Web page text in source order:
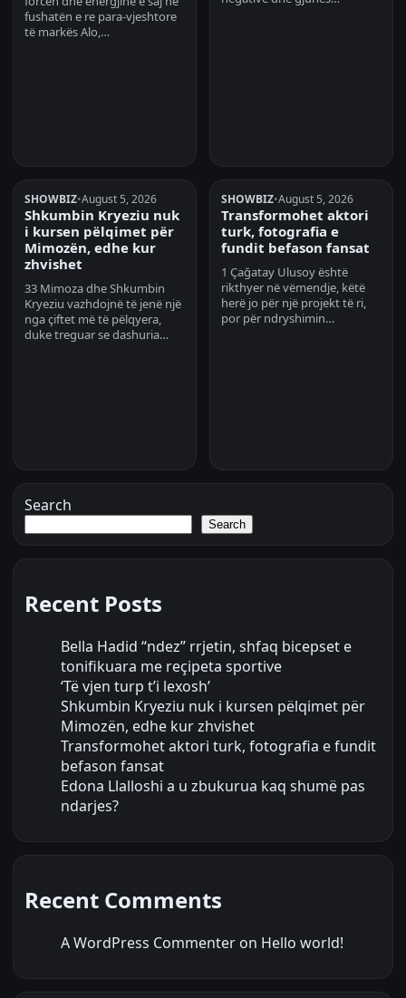
fushatën e re para-vjeshtore
të markës Alo,…
SHOWBIZ•August 5, 2026
Shkumbin Kryeziu nuk
i kursen pëlqimet për
Mimozën, edhe kur
zhvishet
33 Mimoza dhe Shkumbin
Kryeziu vazhdojnë të jenë një
nga çiftet më të pëlqyera,
duke treguar se dashuria…
SHOWBIZ•August 5, 2026
Transformohet aktori
turk, fotografia e
fundit befason fansat
1 Çağatay Ulusoy është
rikthyer në vëmendje, këtë
herë jo për një projekt të ri,
por për ndryshimin…
Search
Search
Recent Posts
Bella Hadid “ndez” rrjetin, shfaq bicepset e
tonifikuara me reçipeta sportive
‘Të vjen turp t’i lexosh’
Shkumbin Kryeziu nuk i kursen pëlqimet për
Mimozën, edhe kur zhvishet
Transformohet aktori turk, fotografia e fundit
befason fansat
Edona Llalloshi a u zbukurua kaq shumë pas
ndarjes?
Recent Comments
A WordPress Commenter on Hello world!